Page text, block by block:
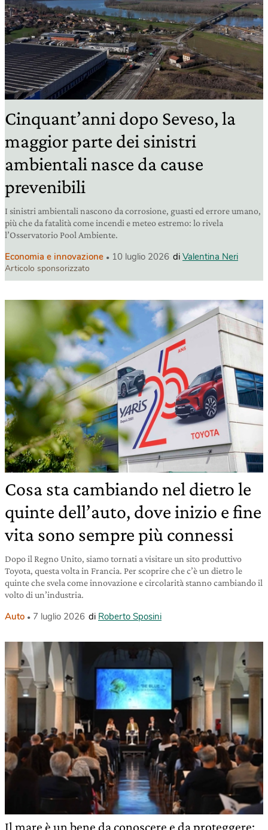
Cinquant’anni dopo Seveso, la
maggior parte dei sinistri
ambientali nasce da cause
prevenibili
I sinistri ambientali nascono da corrosione, guasti ed errore umano,
più che da fatalità come incendi e meteo estremo: lo rivela
l’Osservatorio Pool Ambiente.
Economia e innovazione 10 luglio 2026 di Valentina Neri
Articolo sponsorizzato
Cosa sta cambiando nel dietro le
quinte dell’auto, dove inizio e fine
vita sono sempre più connessi
Dopo il Regno Unito, siamo tornati a visitare un sito produttivo
Toyota, questa volta in Francia. Per scoprire che c’è un dietro le
quinte che svela come innovazione e circolarità stanno cambiando il
volto di un’industria.
Auto 7 luglio 2026 di Roberto Sposini
Il mare è un bene da conoscere e da proteggere: